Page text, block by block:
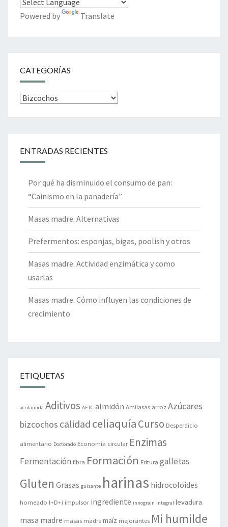
Powered by Translate
CATEGORÍAS
Categorías
ENTRADAS RECIENTES
Por qué ha disminuido el consumo de pan:
“Cainismo en la panadería”
Masas madre. Alternativas
Prefermentos: esponjas, bigas, poolish y otros
Masas madre. Actividad enzimática y como
usarlas
Masas madre. Cómo influyen las condiciones de
crecimiento
ETIQUETAS
acrilamida Aditivos AETC almidón Amilasas arrozAzúcares
bizcochos calidad celiaquíaCurso Desperdicio
alimentario Doctorado Economía circular Enzimas
Fermentación fibra Formación Fritura galletas
Gluten Grasas guisante harinas hidrocoloides
horneado I+D+i impulsor ingrediente innograin integral levadura
masa madre masas madremaíz mejorantes Mi humilde